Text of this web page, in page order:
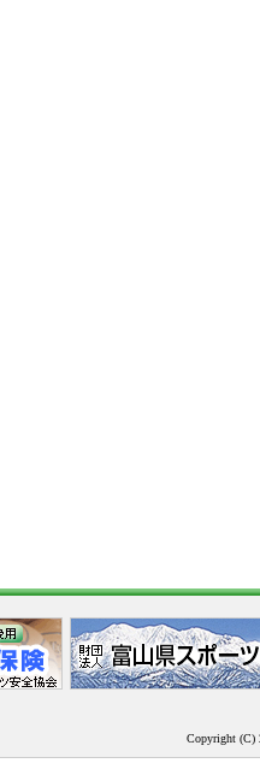
Copyright (C)